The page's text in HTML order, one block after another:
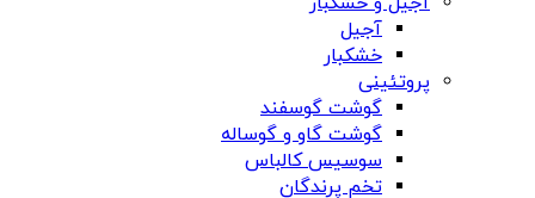
آجیل
خشکبار
پروتئینی
گوشت گوسفند
گوشت گاو و گوساله
سوسیس کالباس
تخم پرندگان